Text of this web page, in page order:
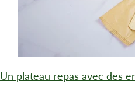
Un plateau repas avec des